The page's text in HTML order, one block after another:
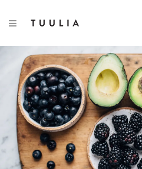
TOGGLE NAVIGATION